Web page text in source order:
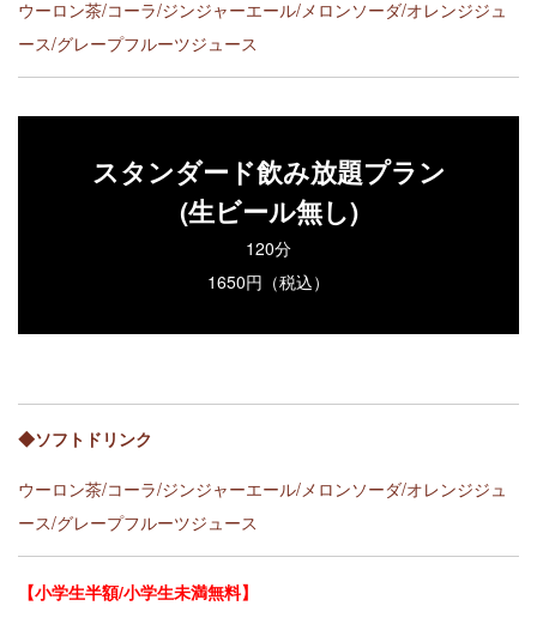
ウーロン茶/コーラ/ジンジャーエール/メロンソーダ/オレンジジュ
ース/グレープフルーツジュース
スタンダード飲み放題プラン
(生ビール無し)
120分
1650円（税込）
◆ソフトドリンク
ウーロン茶/コーラ/ジンジャーエール/メロンソーダ/オレンジジュ
ース/グレープフルーツジュース
【小学生半額/小学生未満無料】